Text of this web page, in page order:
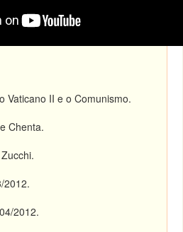
Vaticano II e o Comunismo.
Chenta.
2012.
2012.